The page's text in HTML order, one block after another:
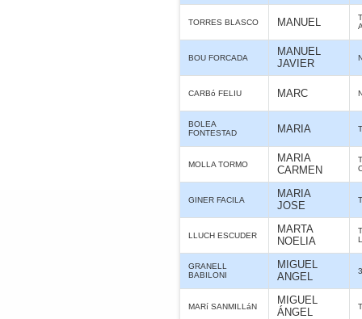
TORRES BLASCO MANUEL
BOU FORCADA
MANUEL
JAVIER
CARBó FELIU MARC
BOLEA
FONTESTAD
MARIA
MOLLA TORMO
MARIA
CARMEN
GINER FACILA
MARIA
JOSE
LLUCH ESCUDER
MARTA
NOELIA
GRANELL
BABILONI
MIGUEL
ANGEL
MARí SANMILLáN
MIGUEL
ÁNGEL